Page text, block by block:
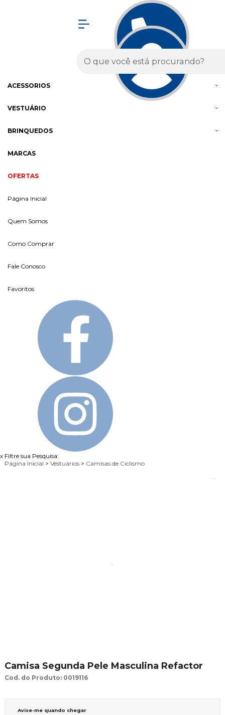
ACESSÓRIOS
VESTUÁRIO
BRINQUEDOS
MARCAS
OFERTAS
Página Inicial
Quem Somos
Como Comprar
Fale Conosco
Favoritos
x Filtre sua Pesquisa:
Página Inicial > Vestuários > Camisas de Ciclismo
Camisa Segunda Pele Masculina Refactor
Cod. do Produto: 0019116
Avise-me quando chegar